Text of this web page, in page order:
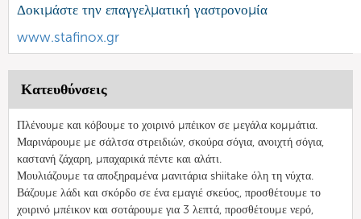
Δοκιμάστε την επαγγελματική γαστρονομία
www.stafinox.gr
Κατευθύνσεις
Πλένουμε και κόβουμε το χοιρινό μπέικον σε μεγάλα κομμάτια.
Μαρινάρουμε με σάλτσα στρειδιών, σκούρα σόγια, ανοιχτή σόγια,
καστανή ζάχαρη, μπαχαρικά πέντε και αλάτι.
Μουλιάζουμε τα αποξηραμένα μανιτάρια shiitake όλη τη νύχτα.
Βάζουμε λάδι και σκόρδο σε ένα εμαγιέ σκεύος, προσθέτουμε το
χοιρινό μπέικον και σοτάρουμε για 3 λεπτά, προσθέτουμε νερό,